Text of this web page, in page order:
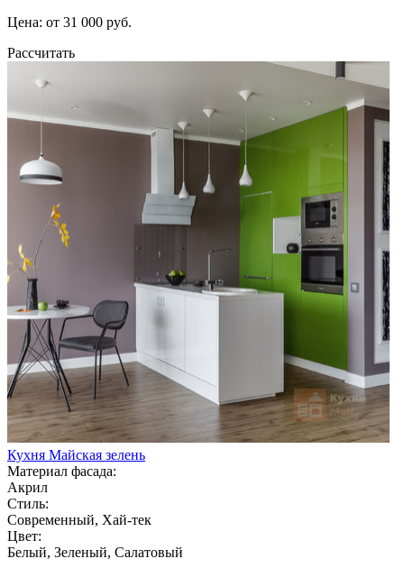
Цена: от 31 000 руб.
Рассчитать
Кухня Майская зелень
Материал фасада:
Акрил
Стиль:
Современный, Хай-тек
Цвет:
Белый, Зеленый, Салатовый